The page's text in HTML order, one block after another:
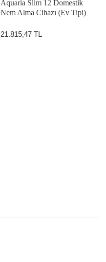
Aquaria Slim 12 Domestik
Nem Alma Cihazı (Ev Tipi)
21.815,47 TL